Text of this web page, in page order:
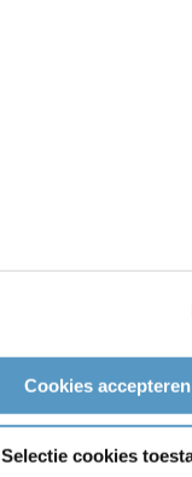
Cookies accepteren
Selectie cookies